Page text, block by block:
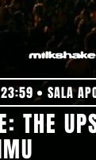
23:59 SALA
THE